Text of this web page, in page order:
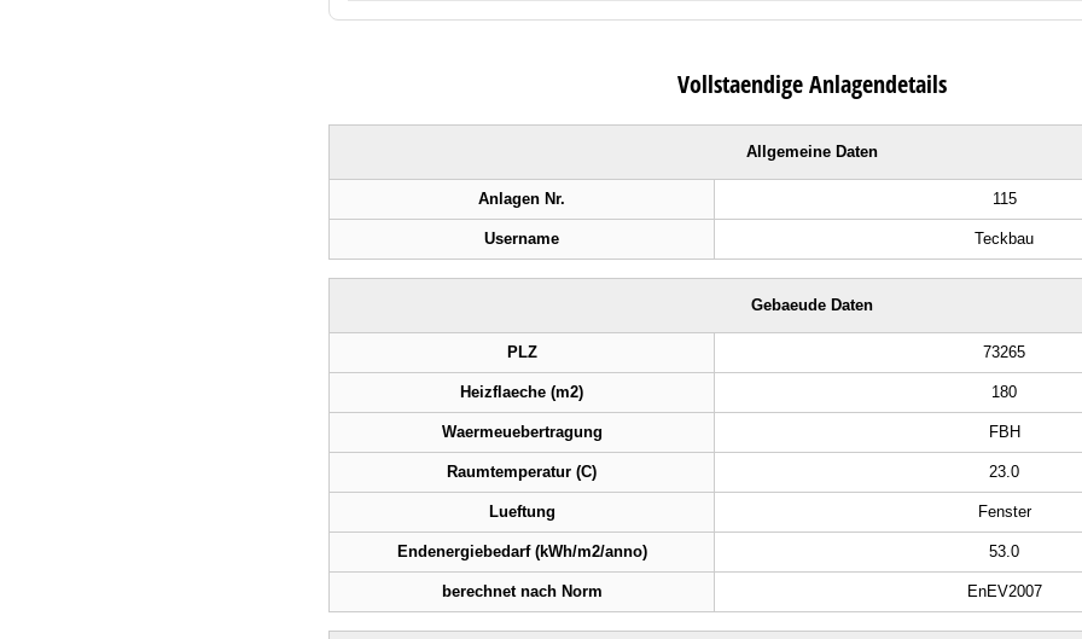
Vollstaendige Anlagendetails
Allgemeine Daten
Anlagen Nr. 115
Username Teckbau
Gebaeude Daten
PLZ 73265
Heizflaeche (m2) 180
Waermeuebertragung FBH
Raumtemperatur (C) 23.0
Lueftung Fenster
Endenergiebedarf (kWh/m2/anno) 53.0
berechnet nach Norm EnEV2007